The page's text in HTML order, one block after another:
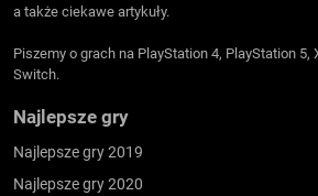
a także ciekawe artykuły.
Piszemy o grach na PlayStation 4, PlayStation 5,
Switch.
Najlepsze gry
Najlepsze gry 2019
Najlepsze gry 2020